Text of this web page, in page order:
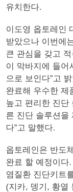
유치한다.
이도영 옵토레인
받았으나 이번에
큰 관심을 갖고
이 막바지에 들어
으로 보인다”고
완료해 우수한 제
높고 편리한 진단
른 진단 솔루션을
다”고 말했다.
옵토레인은 반도
완료 할 예정이다
염질환 진단키트
(지카, 뎅기, 황열